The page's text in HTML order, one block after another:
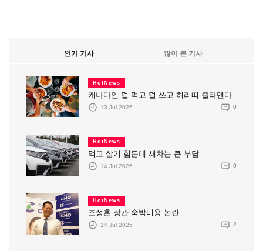
인기 기사 많이 본 기사
HotNews
캐나다인 덜 먹고 덜 쓰고 허리띠 졸라맨다
13 Jul 2026 0
HotNews
먹고 살기 힘든데 새차는 큰 부담
14 Jul 2026 0
HotNews
조성훈 장관 숙박비용 논란
14 Jul 2026 2